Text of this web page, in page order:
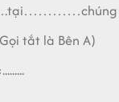
tắt là Bên A)